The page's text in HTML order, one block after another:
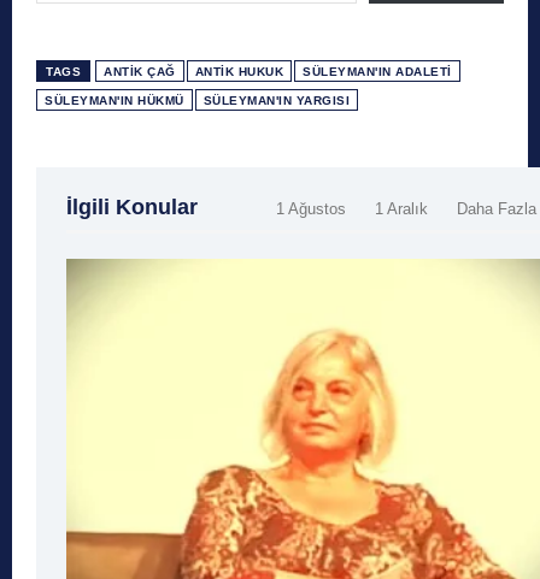
TAGS ANTIK ÇAĞ ANTIK HUKUK SÜLEYMAN'IN ADALETI
SÜLEYMAN'IN HÜKMÜ SÜLEYMAN'IN YARGISI
İlgili Konular 1 Ağustos 1 Aralık Daha Fazla